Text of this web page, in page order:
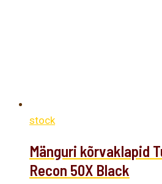
stock
Mänguri kõrvaklapid
Recon 50X Black